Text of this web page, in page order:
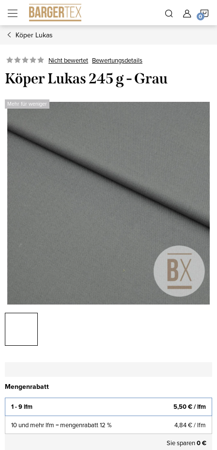
Inhalt
springen
Köper Lukas
Nicht bewertet Bewertungsdetails
Köper Lukas 245 g - Grau
Mehr für weniger
Mengenrabatt
1 - 9 lfm 5,50 €/ lfm
10 und mehr lfm = mengenrabatt 12 % 4,84 €/ lfm
Sie sparen0 €